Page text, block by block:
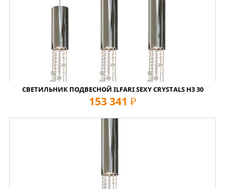
СВЕТИЛЬНИК ПОДВЕСНОЙ ILFARI SEXY CRYSTALS H3 30
153 341 руб